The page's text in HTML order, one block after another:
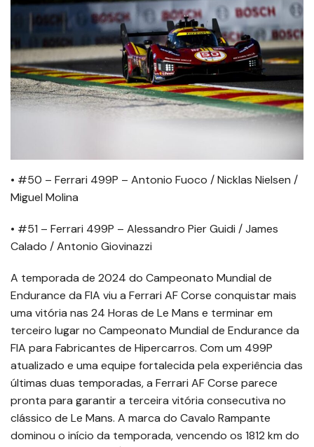
• #50 – Ferrari 499P – Antonio Fuoco / Nicklas Nielsen /
Miguel Molina
• #51 – Ferrari 499P – Alessandro Pier Guidi / James
Calado / Antonio Giovinazzi
A temporada de 2024 do Campeonato Mundial de
Endurance da FIA viu a Ferrari AF Corse conquistar mais
uma vitória nas 24 Horas de Le Mans e terminar em
terceiro lugar no Campeonato Mundial de Endurance da
FIA para Fabricantes de Hipercarros. Com um 499P
atualizado e uma equipe fortalecida pela experiência das
últimas duas temporadas, a Ferrari AF Corse parece
pronta para garantir a terceira vitória consecutiva no
clássico de Le Mans. A marca do Cavalo Rampante
dominou o início da temporada, vencendo os 1812 km do